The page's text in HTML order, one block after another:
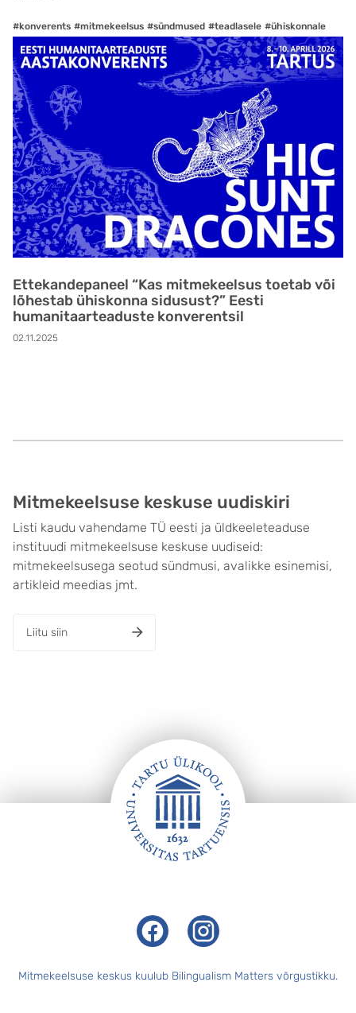
#konverents #mitmekeelsus #sündmused #teadlasele #ühiskonnale
Ettekandepaneel “Kas mitmekeelsus toetab või
lõhestab ühiskonna sidusust?” Eesti
humanitaarteaduste konverentsil
02.11.2025
Mitmekeelsuse keskuse uudiskiri
Listi kaudu vahendame TÜ eesti ja üldkeeleteaduse
instituudi mitmekeelsuse keskuse uudiseid:
mitmekeelsusega seotud sündmusi, avalikke esinemisi,
artikleid meedias jmt.
Liitu siin
FacebookInstagram
Mitmekeelsuse keskus kuulub Bilingualism Matters võrgustikku.